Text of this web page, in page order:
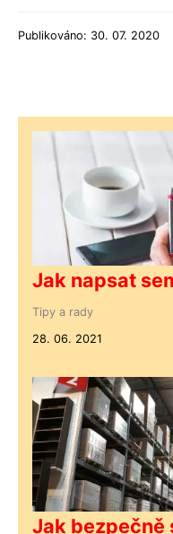
Publikováno: 30. 07. 2020
Jak napsat
Tipy a rady
28. 06. 2021
Jak bezpečně